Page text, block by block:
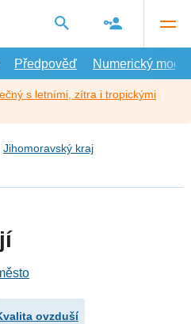
Předpověď Numerický model
s letními, zítra i tropickými
Jihomoravský kraj
ovzduší